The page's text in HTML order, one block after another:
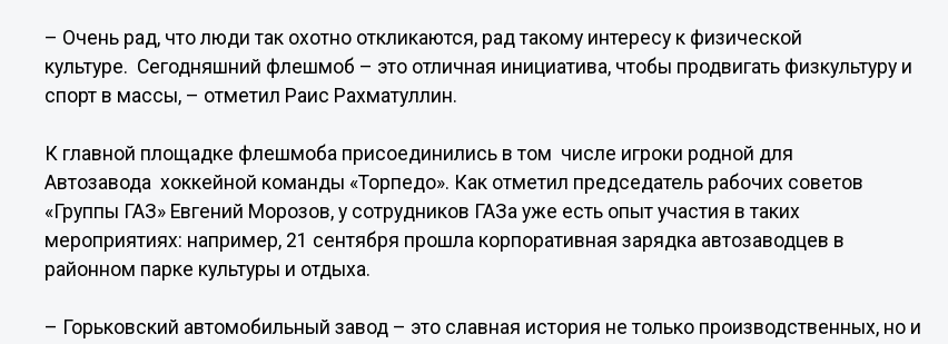
– Очень рад, что люди так охотно откликаются, рад такому интересу к физической
культуре. Сегодняшний флешмоб – это отличная инициатива, чтобы продвигать физкультуру и
спорт в массы, – отметил Раис Рахматуллин.
К главной площадке флешмоба присоединились в том числе игроки родной для
Автозавода хоккейной команды «Торпедо». Как отметил председатель рабочих советов
«Группы ГАЗ» Евгений Морозов, у сотрудников ГАЗа уже есть опыт участия в таких
мероприятиях: например, 21 сентября прошла корпоративная зарядка автозаводцев в
районном парке культуры и отдыха.
– Горьковский автомобильный завод – это славная история не только производственных, но и